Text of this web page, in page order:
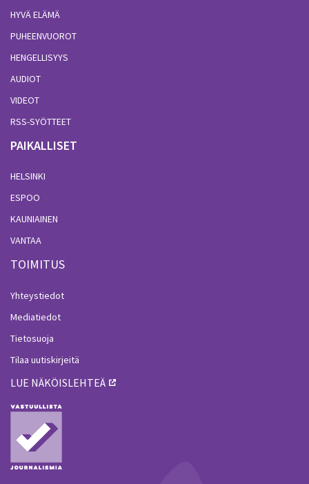
HYVÄ ELÄMÄ
PUHEENVUOROT
HENGELLISYYS
AUDIOT
VIDEOT
RSS-SYÖTTEET
PAIKALLISET
HELSINKI
ESPOO
KAUNIAINEN
VANTAA
TOIMITUS
Yhteystiedot
Mediatiedot
Tietosuoja
Tilaa uutiskirjeitä
LUE NÄKÖISLEHTEÄ